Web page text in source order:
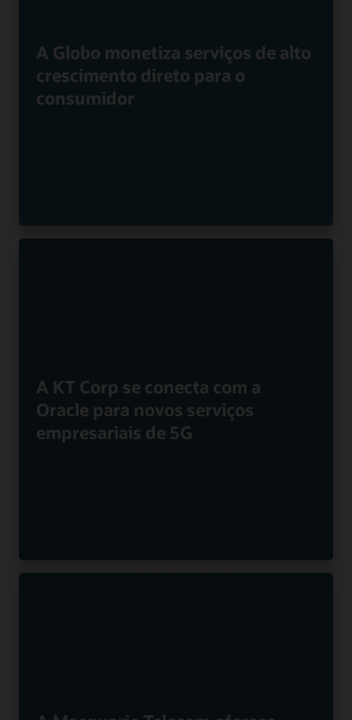
A Globo monetiza serviços de alto
crescimento direto para o
consumidor
A KT Corp se conecta com a
Oracle para novos serviços
empresariais de 5G